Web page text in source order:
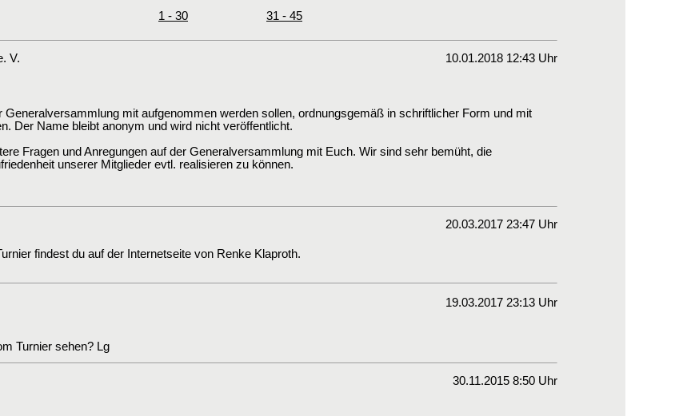
1 - 30 31 - 45
V. 10.01.2018 12:43 Uhr
Generalversammlung mit aufgenommen werden sollen, ordnungsgemäß in schriftlicher Form und mit
Der Name bleibt anonym und wird nicht veröffentlicht.
Fragen und Anregungen auf der Generalversammlung mit Euch. Wir sind sehr bemüht, die
unserer Mitglieder evtl. realisieren zu können.
20.03.2017 23:47 Uhr
findest du auf der Internetseite von Renke Klaproth.
19.03.2017 23:13 Uhr
Turnier sehen? Lg
30.11.2015 8:50 Uhr